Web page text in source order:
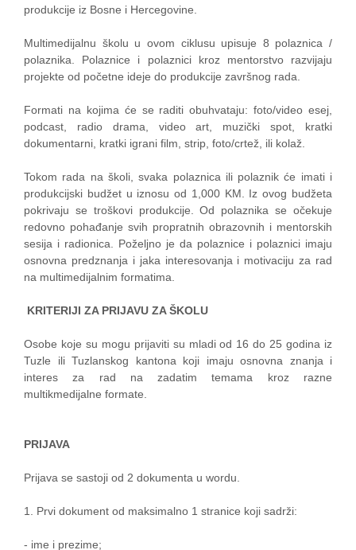
produkcije iz Bosne i Hercegovine.
Multimedijalnu školu u ovom ciklusu upisuje 8 polaznica /
polaznika. Polaznice i polaznici kroz mentorstvo razvijaju
projekte od početne ideje do produkcije završnog rada.
Formati na kojima će se raditi obuhvataju: foto/video esej,
podcast, radio drama, video art, muzički spot, kratki
dokumentarni, kratki igrani film, strip, foto/crtež, ili kolaž.
Tokom rada na školi, svaka polaznica ili polaznik će imati i
produkcijski budžet u iznosu od 1,000 KM. Iz ovog budžeta
pokrivaju se troškovi produkcije. Od polaznika se očekuje
redovno pohađanje svih propratnih obrazovnih i mentorskih
sesija i radionica. Poželjno je da polaznice i polaznici imaju
osnovna predznanja i jaka interesovanja i motivaciju za rad
na multimedijalnim formatima.
KRITERIJI ZA PRIJAVU ZA ŠKOLU
Osobe koje su mogu prijaviti su mladi od 16 do 25 godina iz
Tuzle ili Tuzlanskog kantona koji imaju osnovna znanja i
interes za rad na zadatim temama kroz razne
multikmedijalne formate.
PRIJAVA
Prijava se sastoji od 2 dokumenta u wordu.
1. Prvi dokument od maksimalno 1 stranice koji sadrži:
- ime i prezime;